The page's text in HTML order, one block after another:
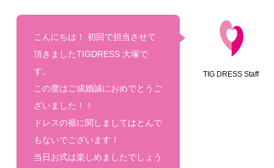
TIG DRESS Staff
こんにちは！ 初回で担当させて
頂きましたTIGDRESS 大塚で
す。
この度はご成婚誠におめでとうご
ざいました！！
ドレスの裾に関しましてはとんで
もないでございます！
当日お式は楽しめましたでしょう